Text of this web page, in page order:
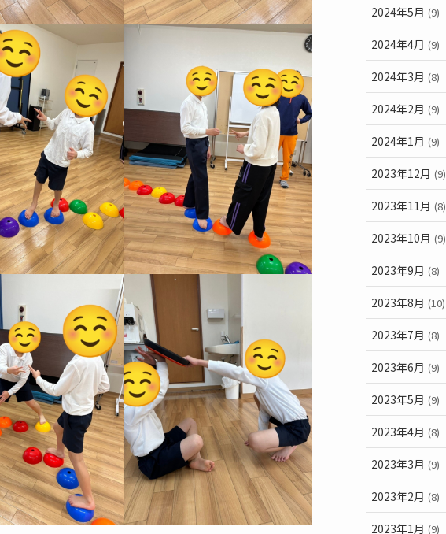
2024年5月 (9)
2024年4月 (9)
2024年3月 (8)
2024年2月 (9)
2024年1月 (9)
2023年12月 (9)
2023年11月 (8)
2023年10月 (9)
2023年9月 (8)
2023年8月 (10)
2023年7月 (8)
2023年6月 (9)
2023年5月 (9)
2023年4月 (8)
2023年3月 (9)
2023年2月 (8)
2023年1月 (9)